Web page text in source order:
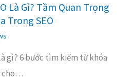
Là Gì? Tầm Quan Trọng
Trong SEO
gì? 6 bước tìm kiếm từ khóa
cho…